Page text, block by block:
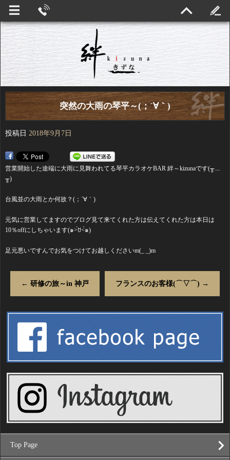
突然の大雨の琴平～(；´∀｀)
投稿日 2018年9月7日
営業開始した途端に大雨に見舞われてる琴平カラオケBAR 絆～kizunaです(╥﹏
╥)
台風並の大雨とか何故？(；´∀｀)
元気に営業してますのでブログ見て来てくれた方は伝えてくれた方は本日は
10％offにしちゃいます(๑˃́ꇴ˂̀๑)
足元悪いですんでお気をつけてお越しくださいm(_ _)m
← 研修の旅～in 神戸 フランスのお客様(⌒▽⌒) →
Top Page